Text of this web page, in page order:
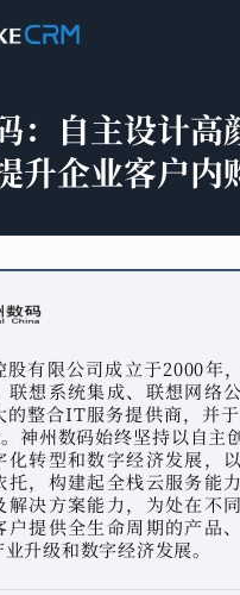
自主设计高
升企业客户内
股有限公司成立于2000年
联想系统集成、联想网络公
的整合IT服务提供商，并
神州数码始终坚持以自主
化转型和数字经济发展，
托，构建起全栈云服务能
解决方案能力，为处在不
户提供全生命周期的产品、
升级和数字经济发展。